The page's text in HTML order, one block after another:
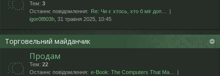
Тем: 3
Останнє повідомлення:
Re: Чи є хтось, хто б міг доп…
igor0f803h , 31 травня 2025, 10:45
Торговельний майданчик
Продам
Тем: 22
Останнє повідомлення: e-Book: The Computers That Ma…